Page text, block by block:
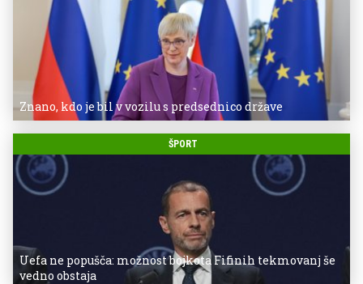
Znano, kdo je bil v vozilu s predsednico države
ŠPORT
Uefa ne popušča: možnost bojkota Fifinih tekmovanj še
vedno obstaja